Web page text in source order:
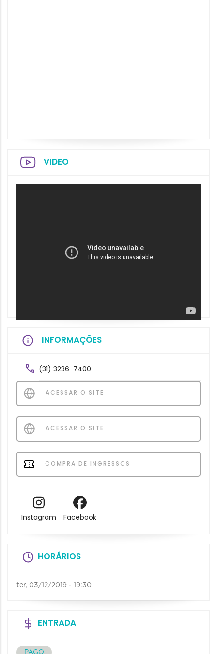
VIDEO
INFORMAÇÕES
(31) 3236-7400
ACESSAR O SITE
ACESSAR O SITE
COMPRA DE INGRESSOS
Instagram Facebook
HORÁRIOS
ter, 03/12/2019 - 19:30
ENTRADA
PAGO